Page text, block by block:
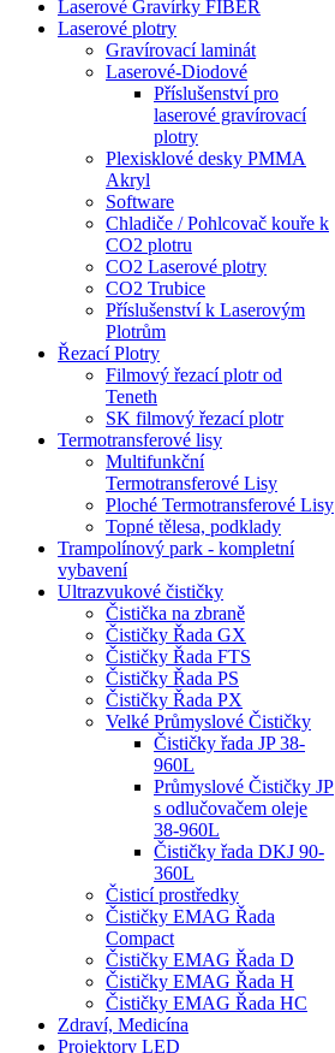
Laserové Gravírky FIBER
Laserové plotry
Gravírovací laminát
Laserové-Diodové
Příslušenství pro
laserové gravírovací
plotry
Plexisklové desky PMMA
Akryl
Software
Chladiče / Pohlcovač kouře k
CO2 plotru
CO2 Laserové plotry
CO2 Trubice
Příslušenství k Laserovým
Plotrům
Řezací Plotry
Filmový řezací plotr od
Teneth
SK filmový řezací plotr
Termotransferové lisy
Multifunkční
Termotransferové Lisy
Ploché Termotransferové Lisy
Topné tělesa, podklady
Trampolínový park - kompletní
vybavení
Ultrazvukové čističky
Čistička na zbraně
Čističky Řada GX
Čističky Řada FTS
Čističky Řada PS
Čističky Řada PX
Velké Průmyslové Čističky
Čističky řada JP 38-
960L
Průmyslové Čističky JP
s odlučovačem oleje
38-960L
Čističky řada DKJ 90-
360L
Čisticí prostředky
Čističky EMAG Řada
Compact
Čističky EMAG Řada D
Čističky EMAG Řada H
Čističky EMAG Řada HC
Zdraví, Medicína
Projektory LED